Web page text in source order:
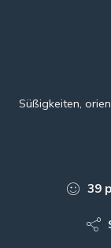
Süßigkeiten,
39